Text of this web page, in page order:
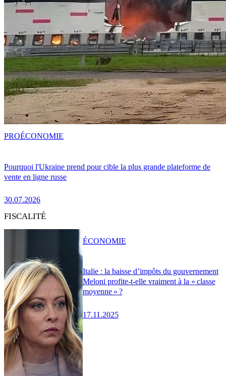
Pourquoi l'Ukraine prend pour cible la plus grande plateforme de
vente en ligne russe
30.07.2026
PROÉCONOMIE
FISCALITÉ
Italie : la baisse d’impôts du gouvernement
Meloni profite-t-elle vraiment à la « classe
moyenne » ?
17.11.2025
ÉCONOMIE